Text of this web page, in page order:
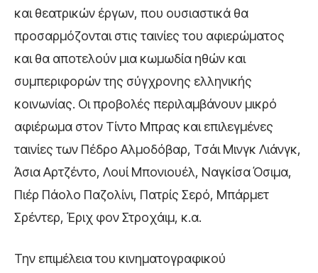
και θεατρικών έργων, που ουσιαστικά θα
προσαρμόζονται στις ταινίες του αφιερώματος
και θα αποτελούν μια κωμωδία ηθών και
συμπεριφορών της σύγχρονης ελληνικής
κοινωνίας. Οι προβολές περιλαμβάνουν μικρό
αφιέρωμα στον Τίντο Μπρας και επιλεγμένες
ταινίες των Πέδρο Αλμοδόβαρ, Τσάι Μινγκ Λιάνγκ,
Άσια Αρτζέντο, Λουί Μπονιουέλ, Ναγκίσα Όσιμα,
Πιέρ Πάολο Παζολίνι, Πατρίς Σερό, Μπάρμετ
Σρέντερ, Έριχ φον Στροχάιμ, κ.α.
Την επιμέλεια του κινηματογραφικού